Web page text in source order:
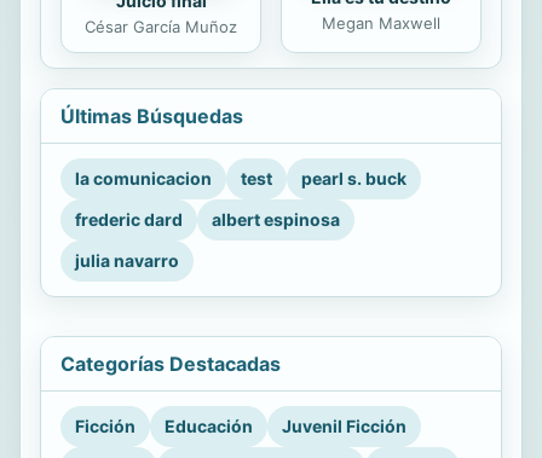
César García Muñoz Megan Maxwell
Últimas Búsquedas
la comunicacion test
pearl s. buck
frederic dard
albert espinosa
julia navarro
Categorías Destacadas
Ficción Educación
Juvenil Ficción